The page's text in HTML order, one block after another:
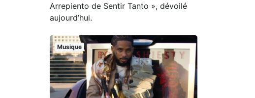
Arrepiento de Sentir Tanto », dévoilé
aujourd’hui.
Musique